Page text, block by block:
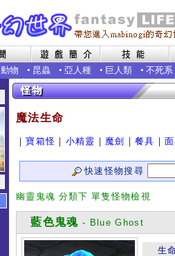
動物 • 昆蟲 • 亞人種 • 巨人類 • 不死系
魔法生命
｜寶箱怪 ｜ 小精靈 ｜ 魔劍 ｜餐具 ｜
快速怪物搜尋
幽靈鬼魂 分類下 單隻怪物檢視
藍色鬼魂 - Blue Ghost
生